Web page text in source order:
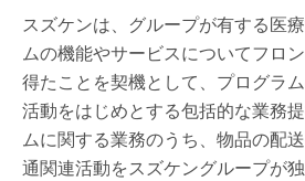
スズケンは、グループが有する医
ムの機能やサービスについてフロ
得たことを契機として、プログラ
活動をはじめとする包括的な業務
ムに関する業務のうち、物品の配
通関連活動をスズケングループが